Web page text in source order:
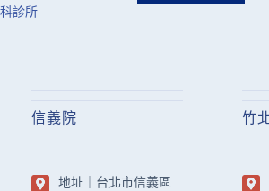
診所
信義院
地址｜ 台北市信義區
竹